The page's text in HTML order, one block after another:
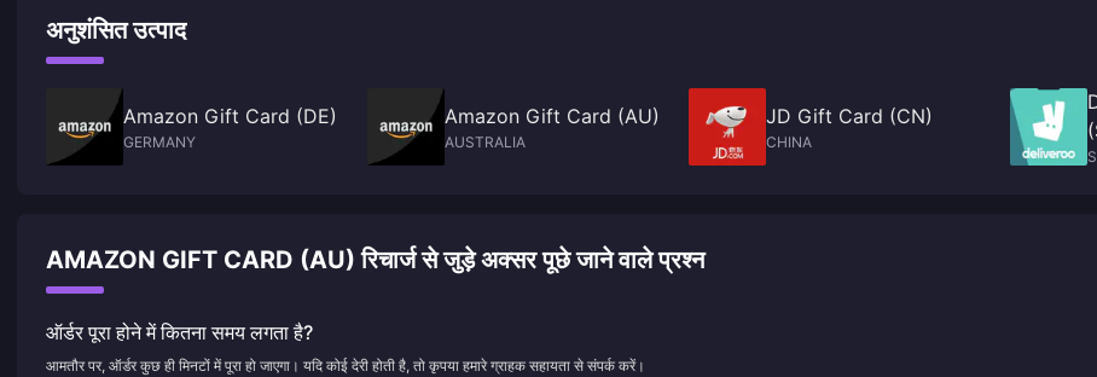
अनुशंसित उत्पाद
Amazon Gift Card (DE)
GERMANY
Amazon Gift Card (AU)
AUSTRALIA
JD Gift Card (CN)
CHINA
AMAZON GIFT CARD (AU) रिचार्ज से जुड़े अक्सर पूछे जाने वाले प्रश्न
ऑर्डर पूरा होने में कितना समय लगता है?
आमतौर पर, ऑर्डर कुछ ही मिनटों में पूरा हो जाएगा। यदि कोई देरी होती है, तो कृपया हमारे ग्राहक सहायता से संपर्क करें।